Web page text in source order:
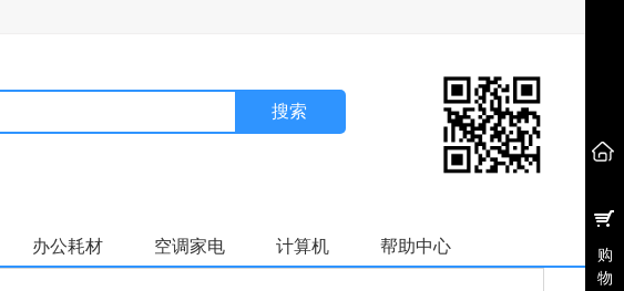
搜索
办公耗材 空调家电 计算机 帮助中心
购
物